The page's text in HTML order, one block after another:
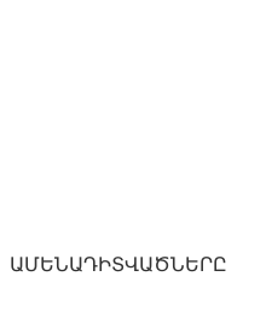
ԱՄԵՆԱԴԻՏՎԱԾՆԵՐԸ